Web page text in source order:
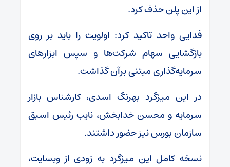
از این پلن حذف کرد.
فدایی واحد تاکید کرد: اولویت را باید بر روی
بازگشایی سهام شرکت‌ها و سپس ابزارهای
سرمایه‌گذاری مبتنی برآن گذاشت.
در این میزگرد بهرنگ اسدی، کارشناس بازار
سرمایه و محسن خدابخش، نایب رئیس اسبق
سازمان بورس نیز حضور داشتند.
نسخه کامل این میزگرد به زودی از وبسایت،